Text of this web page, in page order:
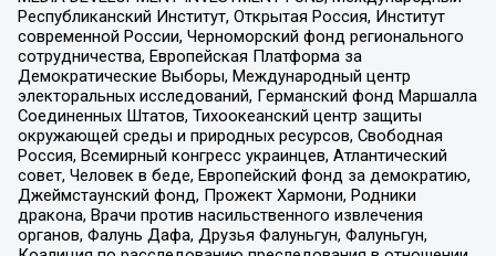
Республиканский Институт, Открытая Россия, Институт
современной России, Черноморский фонд регионального
сотрудничества, Европейская Платформа за
Демократические Выборы, Международный центр
электоральных исследований, Германский фонд Маршалла
Соединенных Штатов, Тихоокеанский центр защиты
окружающей среды и природных ресурсов, Свободная
Россия, Всемирный конгресс украинцев, Атлантический
совет, Человек в беде, Европейский фонд за демократию,
Джеймстаунский фонд, Прожект Хармони, Родники
дракона, Врачи против насильственного извлечения
органов, Фалунь Дафа, Друзья Фалуньгун, Фалуньгун,